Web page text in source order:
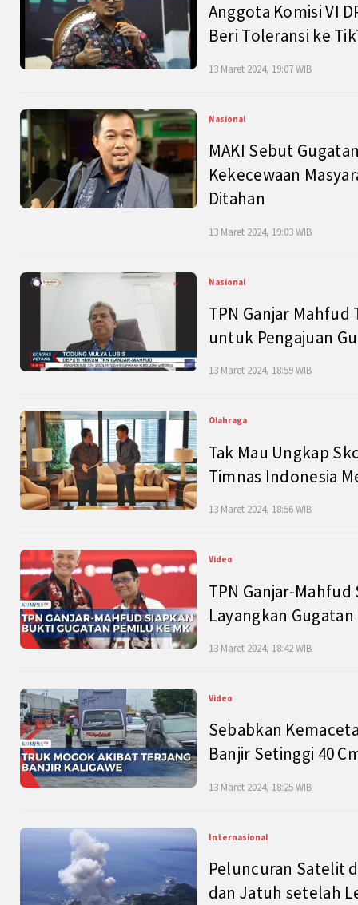
Anggota Komisi VI
Beri Toleransi ke
13 Maret 2024, 19:07 WIB
Nasional
MAKI Sebut
Kekecewaan
Ditahan
13 Maret 2024, 19:03 WIB
Nasional
TPN Ganjar
untuk Pengajuan
13 Maret 2024, 18:59 WIB
Olahraga
Tak Mau Ungkap
Timnas Indonesia
13 Maret 2024, 18:56 WIB
Video
TPN Ganjar-
Layangkan
13 Maret 2024, 18:42 WIB
Video
Sebabkan
Banjir Setinggi 40
13 Maret 2024, 18:25 WIB
Internasional
Peluncuran Satelit
dan Jatuh setelah